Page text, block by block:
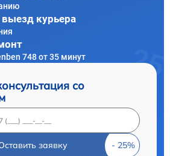
курьера
748 от 35 минут
со
заявку